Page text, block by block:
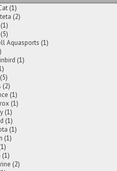
(1)
(2)
(1)
(5)
Aquasports (1)
(1)
(5)
(2)
(1)
(1)
(1)
(1)
(1)
(1)
(1)
(2)